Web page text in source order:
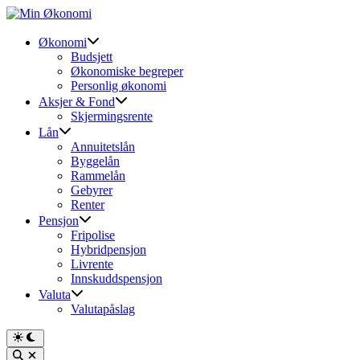
Skip
contentØkonomi
Budsjett
Økonomiske begreper
Personlig økonomi
Aksjer & Fond
Skjermingsrente
Lån
Annuitetslån
Byggelån
Rammelån
Gebyrer
Renter
Pensjon
Fripolise
Hybridpensjon
Livrente
Innskuddspensjon
Valuta
Valutapåslag
Switch
to
Open